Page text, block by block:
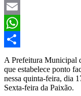
Email
WhatsApp
Share
A Prefeitura Municipal
que estabelece ponto
nessa quinta-feira, dia
Sexta-feira da Paixão.